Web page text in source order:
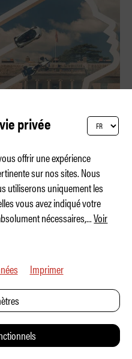
Royal Ascot
privée
offrir une expérience
sur nos sites. Nous
utiliserons uniquement les
vous avez indiqué votre
nécessaires,...Voir
Imprimer